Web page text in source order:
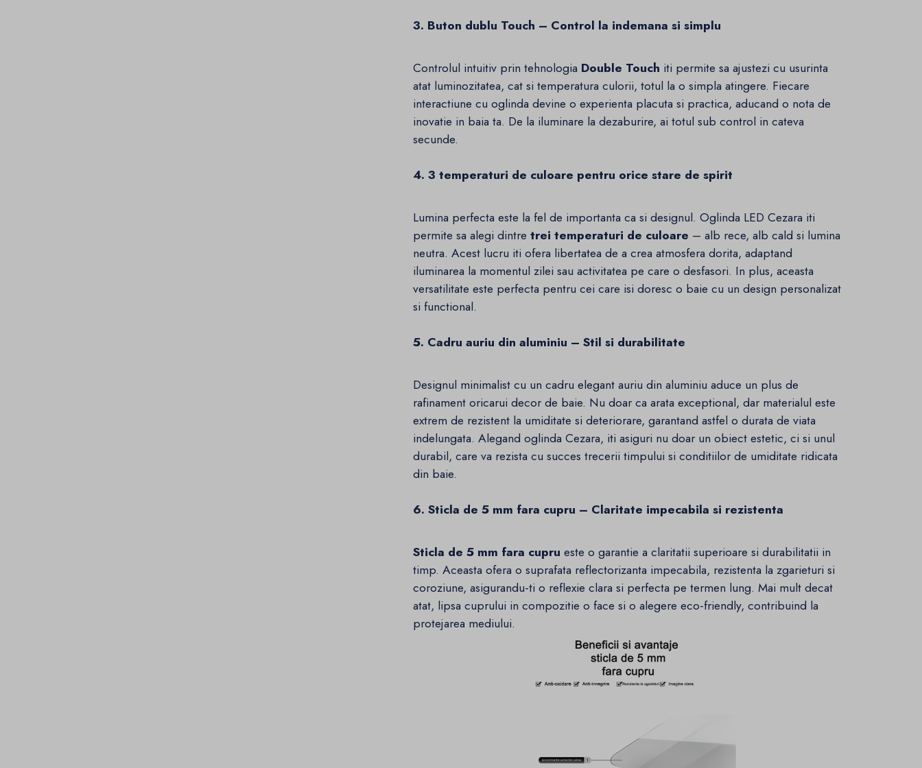
3. Buton dublu Touch – Control la indemana si simplu
Controlul intuitiv prin tehnologia Double Touch iti permite sa ajustezi cu usurinta
atat luminozitatea, cat si temperatura culorii, totul la o simpla atingere. Fiecare
interactiune cu oglinda devine o experienta placuta si practica, aducand o nota de
inovatie in baia ta. De la iluminare la dezaburire, ai totul sub control in cateva
secunde.
4. 3 temperaturi de culoare pentru orice stare de spirit
Lumina perfecta este la fel de importanta ca si designul. Oglinda LED Cezara iti
permite sa alegi dintre trei temperaturi de culoare – alb rece, alb cald si lumina
neutra. Acest lucru iti ofera libertatea de a crea atmosfera dorita, adaptand
iluminarea la momentul zilei sau activitatea pe care o desfasori. In plus, aceasta
versatilitate este perfecta pentru cei care isi doresc o baie cu un design personalizat
si functional.
5. Cadru auriu din aluminiu – Stil si durabilitate
Designul minimalist cu un cadru elegant auriu din aluminiu aduce un plus de
rafinament oricarui decor de baie. Nu doar ca arata exceptional, dar materialul este
extrem de rezistent la umiditate si deteriorare, garantand astfel o durata de viata
indelungata. Alegand oglinda Cezara, iti asiguri nu doar un obiect estetic, ci si unul
durabil, care va rezista cu succes trecerii timpului si conditiilor de umiditate ridicata
din baie.
6. Sticla de 5 mm fara cupru – Claritate impecabila si rezistenta
Sticla de 5 mm fara cupru este o garantie a claritatii superioare si durabilitatii in
timp. Aceasta ofera o suprafata reflectorizanta impecabila, rezistenta la zgarieturi si
coroziune, asigurandu-ti o reflexie clara si perfecta pe termen lung. Mai mult decat
atat, lipsa cuprului in compozitie o face si o alegere eco-friendly, contribuind la
protejarea mediului.